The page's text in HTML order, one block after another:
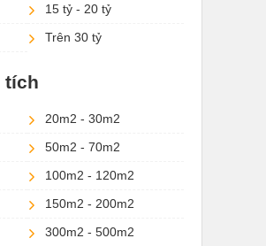
15 tỷ - 20 tỷ
Trên 30 tỷ
tích
20m2 - 30m2
50m2 - 70m2
100m2 - 120m2
150m2 - 200m2
300m2 - 500m2